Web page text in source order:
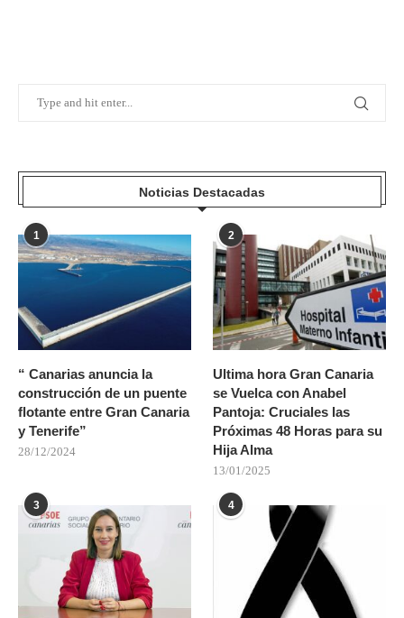
Noticias Destacadas
1
“ Canarias anuncia la
construcción de un puente
flotante entre Gran Canaria
y Tenerife”
28/12/2024
2
Ultima hora Gran Canaria
se Vuelca con Anabel
Pantoja: Cruciales las
Próximas 48 Horas para su
Hija Alma
13/01/2025
3 4